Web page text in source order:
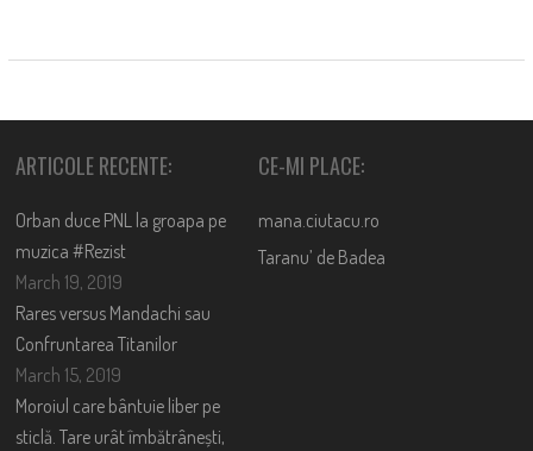
ARTICOLE RECENTE:
Orban duce PNL la groapa pe
muzica #Rezist
March 19, 2019
Rares versus Mandachi sau
Confruntarea Titanilor
March 15, 2019
Moroiul care bântuie liber pe
sticlă. Tare urât îmbătrânești,
CE-MI PLACE:
mana.ciutacu.ro
Taranu’ de Badea